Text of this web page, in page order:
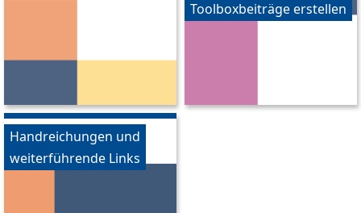
Toolboxbeiträge erstellen
Handreichungen und
weiterführende Links